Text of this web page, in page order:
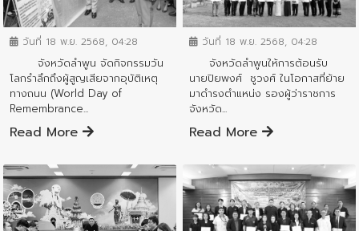
ข่าวสารจังหวัด
วันที่ 18 พ.ย. 2568, 04:28
จังหวัดลำพูน จัดกิจกรรมวัน
โลกรำลึกถึงผู้สูญเสียจากอุบัติเหตุ
ทางถนน (World Day of
Remembrance...
Read More
ข่าวสารจังหวัด
วันที่ 18 พ.ย. 2568, 04:28
จังหวัดลำพูนให้การต้อนรับ
นายปิยพงศ์ ชูวงศ์ ในโอกาสที่ย้าย
มาดำรงตำแหน่ง รองผู้ว่าราชการ
จังหวัด...
Read More